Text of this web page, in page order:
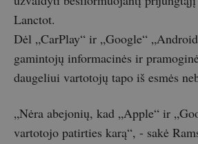
Lanctot.
Dėl „CarPlay“ ir „Google“
gamintojų informacinės ir
daugeliui vartotojų tapo iš esmės
„Nėra abejonių, kad „Apple“ ir
vartotojo patirties karą“, - sakė